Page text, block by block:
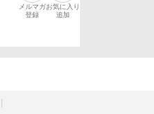
メルマガ
登録
お気に入り
追加